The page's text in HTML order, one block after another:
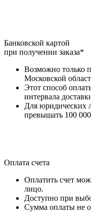
Банковской картой
при получении заказа*
Возможно только
Московской
Этот способ
интервала
Для юридических
превышать 100
Оплата счета
Оплатить счет
лицо.
Доступно при
Сумма оплаты не